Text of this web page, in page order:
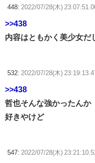
448: 2022/07/28(木)
>>438
内容はともかく美少女だ
532: 2022/07/28(木)
>>438
哲也そんな強かったんか
好きやけど
547: 2022/07/28(木)